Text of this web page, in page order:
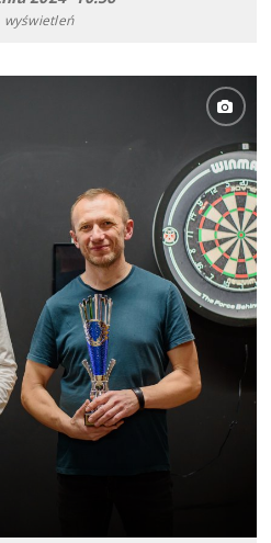
wyświetleń